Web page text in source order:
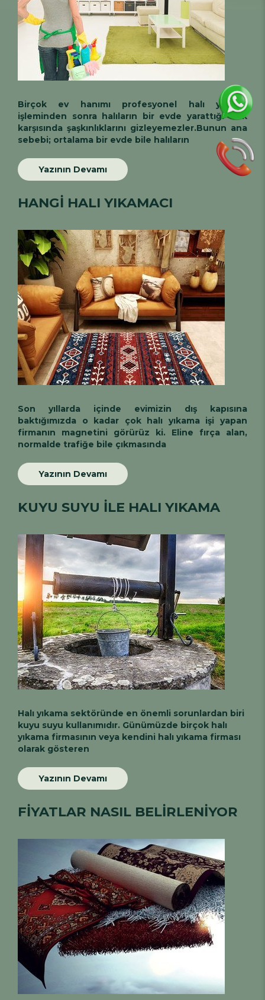
Birçok ev hanımı profesyonel halı yıkama
işleminden sonra halıların bir evde yarattığı fark
karşısında şaşkınlıklarını gizleyemezler.Bunun ana
sebebi; ortalama bir evde bile halıların
Yazının Devamı
HANGİ HALI YIKAMACI
Son yıllarda içinde evimizin dış kapısına
baktığımızda o kadar çok halı yıkama işi yapan
firmanın magnetini görürüz ki. Eline fırça alan,
normalde trafiğe bile çıkmasında
Yazının Devamı
KUYU SUYU İLE HALI YIKAMA
Halı yıkama sektöründe en önemli sorunlardan biri
kuyu suyu kullanımıdır. Günümüzde birçok halı
yıkama firmasının veya kendini halı yıkama firması
olarak gösteren
Yazının Devamı
FİYATLAR NASIL BELİRLENİYOR